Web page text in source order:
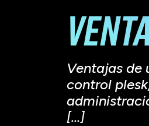
Ventajas de
control
[…]